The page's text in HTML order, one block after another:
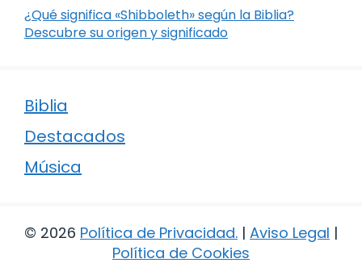
¿Qué significa «Shibboleth» según la Biblia?
Descubre su origen y significado
Biblia
Destacados
Música
© 2026 Política de Privacidad. | Aviso Legal |
Política de Cookies